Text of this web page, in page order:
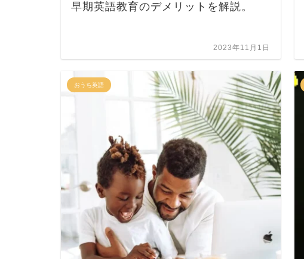
早期英語教育のデメリットを解説。
2023年11月1日
おうち英語